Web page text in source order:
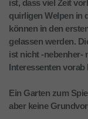
ist, dass viel Zeit
quirligen Welpen in
können in den
gelassen werden.
ist nicht -nebenher-
Interessenten
Ein Garten zum
aber keine